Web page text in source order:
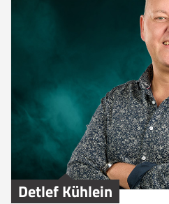
Detlef Kühlein